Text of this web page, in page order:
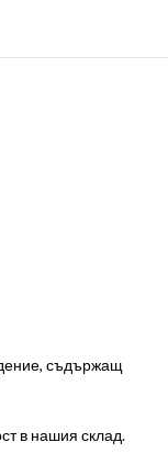
съдържащ
в нашия склад.